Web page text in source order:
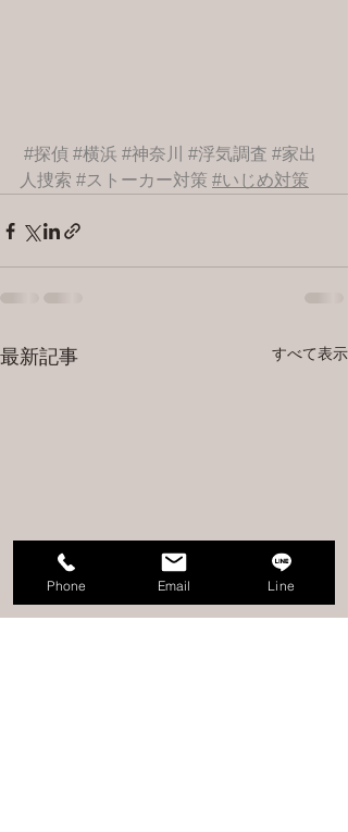
#探偵 #横浜 #神奈川 #浮気調査 #家出
人捜索 #ストーカー対策 #いじめ対策
最新記事 すべて表示
Phone Email Line